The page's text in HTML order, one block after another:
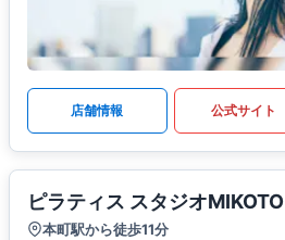
店舗情報 公式サイト
ピラティス スタジオ
本町駅から徒歩11分